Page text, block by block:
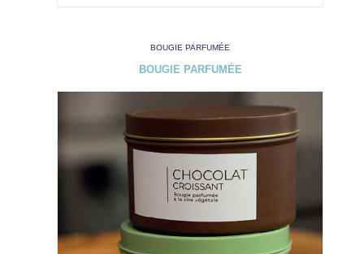
BOUGIE PARFUMÉE
BOUGIE PARFUMÉE